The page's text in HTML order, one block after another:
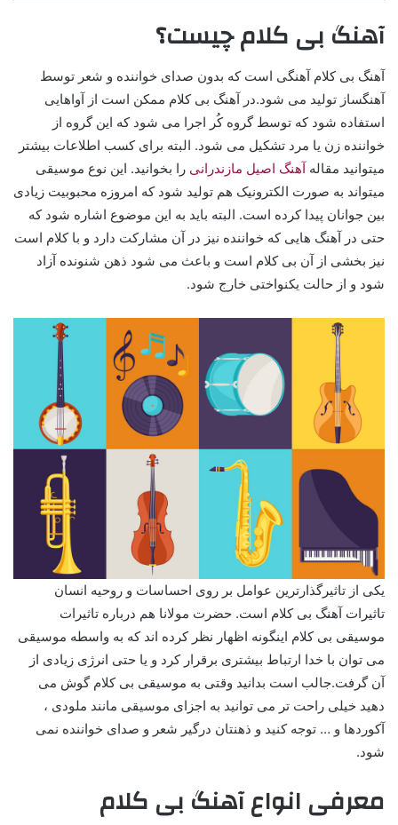
آهنگ بی کلام چیست؟
آهنگ بی کلام آهنگی است که بدون صدای خواننده و شعر توسط
آهنگساز تولید می شود.در آهنگ بی کلام ممکن است از آواهایی
استفاده شود که توسط گروه کُر اجرا می شود که این گروه از
خواننده زن یا مرد تشکیل می شود. البته برای کسب اطلاعات بیشتر
میتوانید مقاله آهنگ اصیل مازندرانی را بخوانید. این نوع موسیقی
میتواند به صورت الکترونیک هم تولید شود که امروزه محبوبیت زیادی
بین جوانان پیدا کرده است. البته باید به این موضوع اشاره شود که
حتی در آهنگ هایی که خواننده نیز در آن مشارکت دارد و با کلام است
نیز بخشی از آن بی کلام است و باعث می شود ذهن شنونده آزاد
شود و از حالت یکنواختی خارج شود.
یکی از تاثیرگذارترین عوامل بر روی احساسات و روحیه انسان
تاثیرات آهنگ بی کلام است. حضرت مولانا هم درباره تاثیرات
موسیقی بی کلام اینگونه اظهار نظر کرده اند که به واسطه موسیقی
می توان با خدا ارتباط بیشتری برقرار کرد و یا حتی انرژی زیادی از
آن گرفت.جالب است بدانید وقتی به موسیقی بی کلام گوش می
دهید خیلی راحت تر می توانید به اجزای موسیقی مانند ملودی ،
آکوردها و … توجه کنید و ذهنتان درگیر شعر و صدای خواننده نمی
شود.
معرفی انواع آهنگ بی کلام